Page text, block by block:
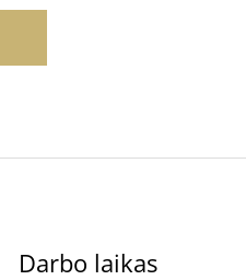
Darbo laikas